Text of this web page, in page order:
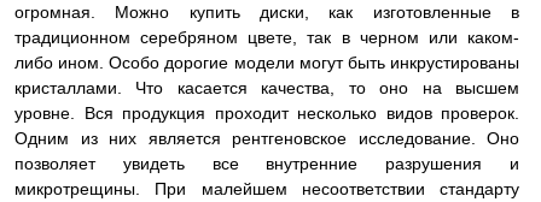
огромная. Можно купить диски, как изготовленные в
традиционном серебряном цвете, так в черном или каком-
либо ином. Особо дорогие модели могут быть инкрустированы
кристаллами. Что касается качества, то оно на высшем
уровне. Вся продукция проходит несколько видов проверок.
Одним из них является рентгеновское исследование. Оно
позволяет увидеть все внутренние разрушения и
микротрещины. При малейшем несоответствии стандарту